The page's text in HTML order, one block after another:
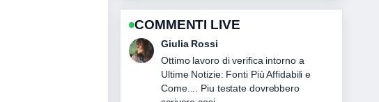
COMMENTI LIVE
Marco Bianchi
Ottima analisi di Tecnologia Italia:
aziende, AI e paesi più.... E la sintesi
piu chiara che abbia visto oggi.